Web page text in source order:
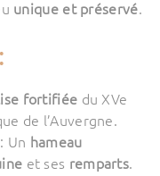
unique et préservé.
fortifiée du XVe
de l’Auvergne.
Un hameau
et ses remparts.